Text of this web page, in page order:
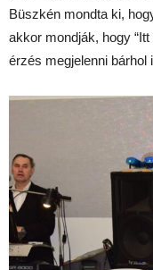
Büszkén mondta ki,
akkor mondják, hogy
érzés megjelenni bárhol